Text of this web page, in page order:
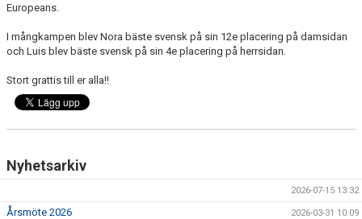
Europeans.
I mångkampen blev Nora bäste svensk på sin 12e placering på damsidan
och Luis blev bäste svensk på sin 4e placering på herrsidan.
Stort grattis till er alla!!
Nyhetsarkiv
2026-07-15 13:32
Årsmöte 2026 2026-03-31 10:09